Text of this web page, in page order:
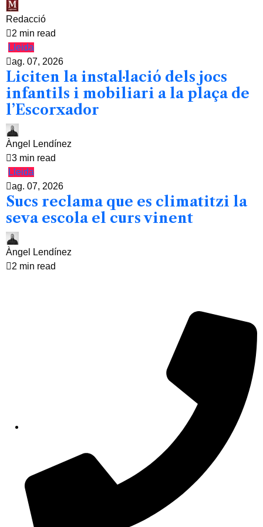
Redacció
2 min read
Lleida
ag. 07, 2026
Liciten la instal·lació dels jocs
infantils i mobiliari a la plaça de
l’Escorxador
Àngel Lendínez
3 min read
Lleida
ag. 07, 2026
Sucs reclama que es climatitzi la
seva escola el curs vinent
Àngel Lendínez
2 min read